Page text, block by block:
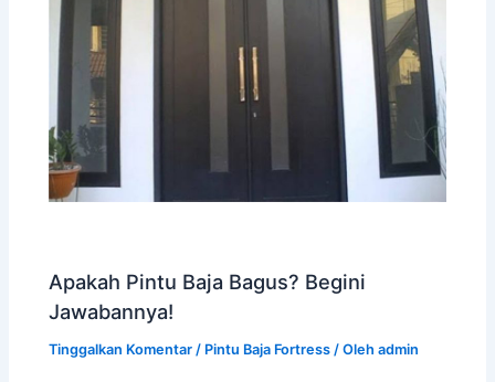
Apakah Pintu Baja Bagus? Begini
Jawabannya!
Tinggalkan Komentar / Pintu Baja Fortress / Olehadmin